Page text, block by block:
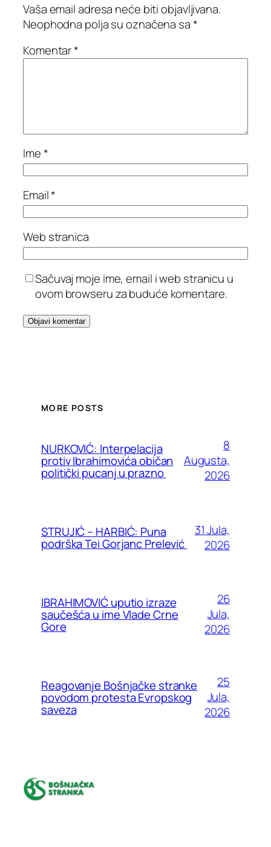
Vaša email adresa neće biti objavljivana.
Neophodna polja su označena sa*
Komentar*
Ime*
Email*
Web stranica
Sačuvaj moje ime, email i web stranicu u
ovom browseru za buduće komentare.
MORE POSTS
NURKOVIĆ: Interpelacija
protiv Ibrahimovića običan
politički pucanj u prazno
8
Augusta,
2026
STRUJIĆ – HARBIĆ: Puna
podrška Tei Gorjanc Prelević
31 Jula,
2026
IBRAHIMOVIĆ uputio izraze
saučešća u ime Vlade Crne
Gore
26
Jula,
2026
Reagovanje Bošnjačke stranke
povodom protesta Evropskog
saveza
25
Jula,
2026